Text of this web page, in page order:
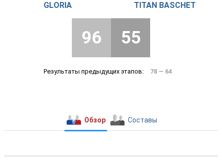
GLORIA TITAN BASCHET
96 55
78 — 64
Обзор Составы